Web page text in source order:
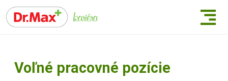
Voľné pracovné pozície